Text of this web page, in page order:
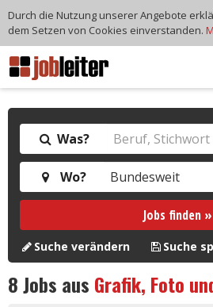
Was?
Wo?
Jobs finden »
Suche verändern Suche
8Jobs aus Grafik, Foto
Durch die Nutzung unserer Angebote
dem Setzen von Cookies einverstanden.